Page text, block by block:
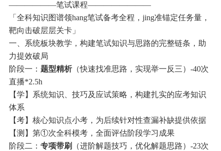
——————笔试课程————————
「全科知识图谱领hang笔试备考全程，jing准锚定任务量，
靶向击破层层关卡」
一、系统板块教学，构建笔试知识与思路的完整链条，助
力提效破局
阶段一： 题型精析（快速找准思路，实现举一反三）-40次
直播*2.5h
【学】系统知识、技巧及应试策略，构建扎实的应考知识
体系
【考】核心知识点小考，为后续针对性查漏补缺提供依据
【测】第①次全科模考，全面评估阶段学习成果
阶段二： 专项带刷
（进阶解题技巧，优化解题思路）-23次